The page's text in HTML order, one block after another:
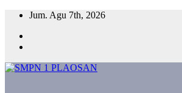
Skip
content
Jum. Agu 7th, 2026